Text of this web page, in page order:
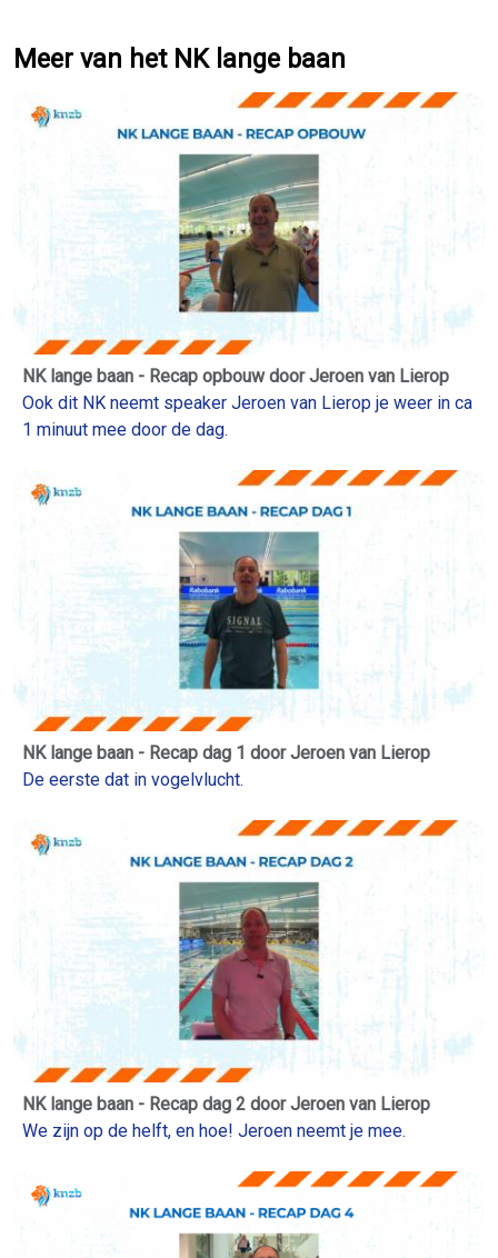
Meer van het NK lange baan
NK lange baan - Recap opbouw door Jeroen van Lierop
Ook dit NK neemt speaker Jeroen van Lierop je weer in ca
1 minuut mee door de dag.
NK lange baan - Recap dag 1 door Jeroen van Lierop
De eerste dat in vogelvlucht.
NK lange baan - Recap dag 2 door Jeroen van Lierop
We zijn op de helft, en hoe! Jeroen neemt je mee.